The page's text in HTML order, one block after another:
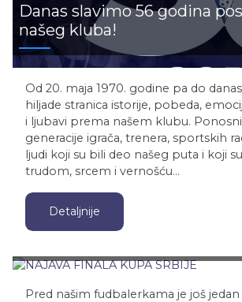
Danas slavimo 56 godina
našeg kluba!
Od 20. maja 1970. godine pa do
hiljade stranica istorije, pobeda,
i ljubavi prema našem klubu.
generacije igrača, trenera, sportskih
ljudi koji su bili deo našeg puta i koji
trudom, srcem i vernošću…
Detaljnije
NAJAVA FINALA KUPA
Pred našim fudbalerkama je još jedan